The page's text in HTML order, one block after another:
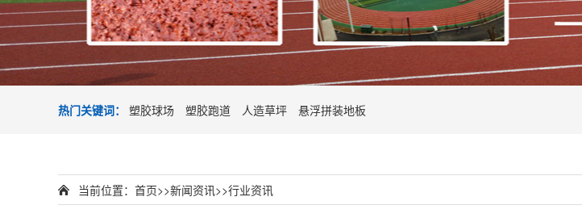
热门关键词： 塑胶球场 塑胶跑道 人造草坪 悬浮拼装地板
当前位置： 首页>>新闻资讯>>行业资讯